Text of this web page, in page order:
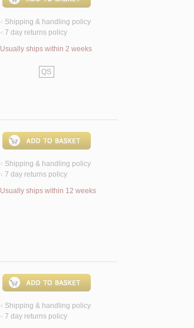
< Shipping & handling policy
< 7 day returns policy
Usually ships within 2 weeks
QS
< Shipping & handling policy
< 7 day returns policy
Usually ships within 12 weeks
< Shipping & handling policy
< 7 day returns policy